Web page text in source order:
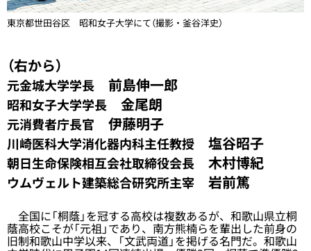
東京都世田谷区 昭和女子大学にて（撮影・釜谷洋史）
（右から）
元金城大学学長 前島伸一郎
昭和女子大学学長 金尾朗
元消費者庁長官 伊藤明子
川崎医科大学消化器内科主任教授 塩谷昭子
朝日生命保険相互会社取締役会長 木村博紀
ウムヴェルト建築総合研究所主宰 岩前篤
全国に「桐蔭」を冠する高校は複数あるが、和歌山県立桐
蔭高校こそが「元祖」であり、南方熊楠らを輩出した前身の
旧制和歌山中学以来、「文武両道」を掲げる名門だ。和歌山